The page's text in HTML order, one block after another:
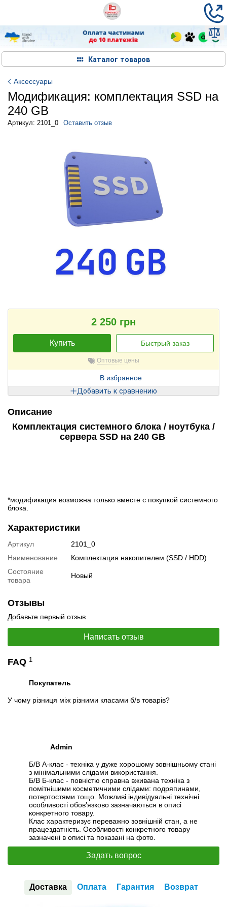
Каталог товаров
Аксессуары
Модификация: комплектация SSD на
240 GB
Артикул: 2101_0 Оставить отзыв
2 250 грн
Купить Быстрый заказ
Оптовые цены
В избранное
Добавить к сравнению
Описание
Комплектация системного блока / ноутбука /
сервера SSD на 240 GB
*модификация возможна только вместе с покупкой системного
блока.
Характеристики
Артикул
2101_0
Наименование
Комплектация накопителем (SSD / HDD)
Состояние
товара
Новый
Отзывы
Добавьте первый отзыв
Написать отзыв
FAQ 1
Покупатель
У чому різниця між різними класами б/в товарів?
Admin
Б/В А-клас - техніка у дуже хорошому зовнішньому стані
з мінімальними слідами використання.
Б/В Б-клас - повністю справна вживана техніка з
помітнішими косметичними слідами: подряпинами,
потертостями тощо. Можливі індивідуальні технічні
особливості обов’язково зазначаються в описі
конкретного товару.
Клас характеризує переважно зовнішній стан, а не
працездатність. Особливості конкретного товару
зазначені в описі та показані на фото.
Задать вопрос
Доставка Оплата Гарантия Возврат